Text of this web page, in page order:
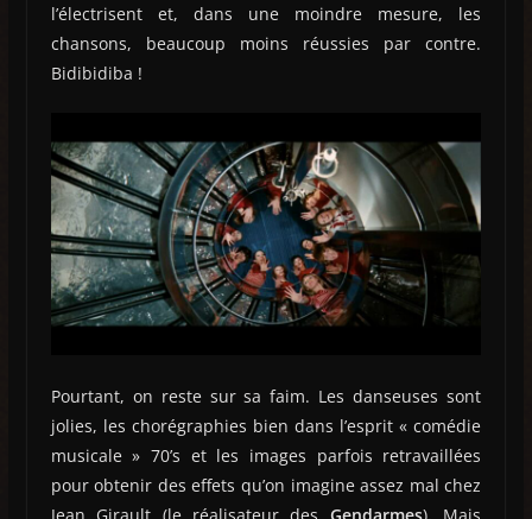
l’électrisent et, dans une moindre mesure, les
chansons, beaucoup moins réussies par contre.
Bidibidiba !
Pourtant, on reste sur sa faim. Les danseuses sont
jolies, les chorégraphies bien dans l’esprit « comédie
musicale » 70’s et les images parfois retravaillées
pour obtenir des effets qu’on imagine assez mal chez